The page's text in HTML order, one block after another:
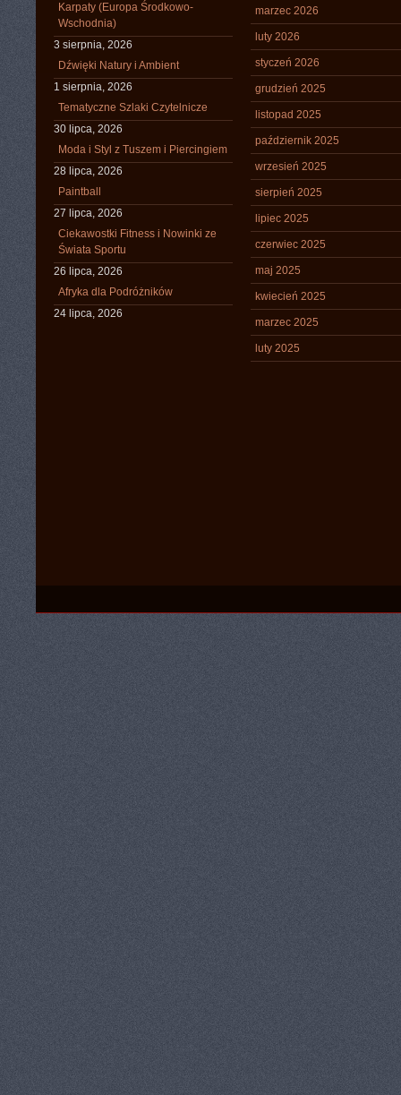
Karpaty (Europa Środkowo-
Wschodnia)
3 sierpnia, 2026
Dźwięki Natury i Ambient
1 sierpnia, 2026
Tematyczne Szlaki Czytelnicze
30 lipca, 2026
Moda i Styl z Tuszem i Piercingiem
28 lipca, 2026
Paintball
27 lipca, 2026
Ciekawostki Fitness i Nowinki ze
Świata Sportu
26 lipca, 2026
Afryka dla Podróżników
24 lipca, 2026
marzec 2026
luty 2026
styczeń 2026
grudzień 2025
listopad 2025
październik 2025
wrzesień 2025
sierpień 2025
lipiec 2025
czerwiec 2025
maj 2025
kwiecień 2025
marzec 2025
luty 2025